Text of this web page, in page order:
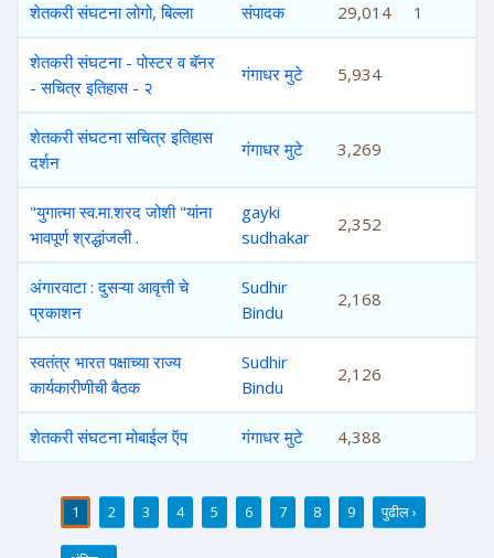
शेतकरी संघटना लोगो, बिल्ला संपादक 29,014 1
शेतकरी संघटना - पोस्टर व बॅनर
- सचित्र इतिहास - २
गंगाधर मुटे 5,934
शेतकरी संघटना सचित्र इतिहास
दर्शन
गंगाधर मुटे 3,269
"युगात्मा स्व.मा.शरद जोशी "यांना
भावपूर्ण श्रद्धांजली .
gayki
sudhakar
2,352
अंगारवाटा : दुसऱ्या आवृत्ती चे
प्रकाशन
Sudhir
Bindu
2,168
स्वतंत्र भारत पक्षाच्या राज्य
कार्यकारीणीची बैठक
Sudhir
Bindu
2,126
शेतकरी संघटना मोबाईल ऍप गंगाधर मुटे 4,388
1 2 3 4 5 6 7 8 9 पुढील ›